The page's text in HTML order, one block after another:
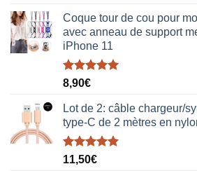
Coque tour de cou pour
avec anneau de support
iPhone 11
Note5.00
8,90€
Lot de 2: câble chargeur/
type-C de 2 mètres en
Note5.00
11,50€